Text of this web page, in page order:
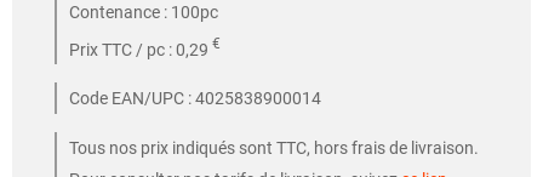
Contenance : 100pc
Prix TTC / pc : 0,29 €
Code EAN/UPC : 4025838900014
Tous nos prix indiqués sont TTC, hors frais de livraison.